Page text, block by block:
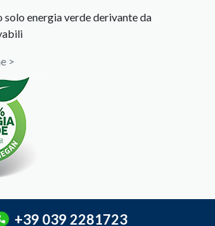
energia verde derivante da
>
+39 039 2281723